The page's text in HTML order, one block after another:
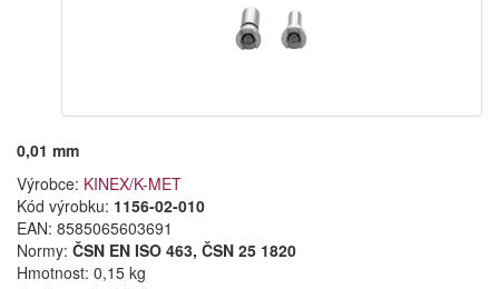
0,01 mm
Výrobce: KINEX/K-MET
Kód výrobku: 1156-02-010
EAN: 8585065603691
Normy: ČSN EN ISO 463, ČSN 25 1820
Hmotnost: 0,15 kg